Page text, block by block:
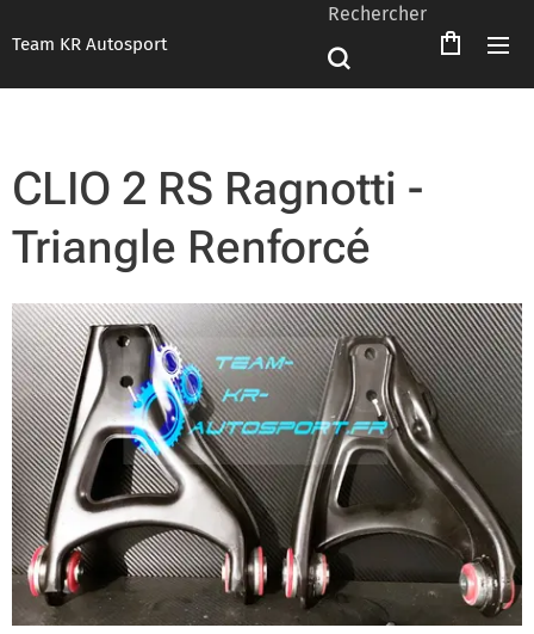
Team KR Autosport
Rechercher
CLIO 2 RS Ragnotti -
Triangle Renforcé